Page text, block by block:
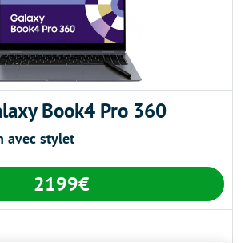
Book4 Pro 360
avec stylet
2199€